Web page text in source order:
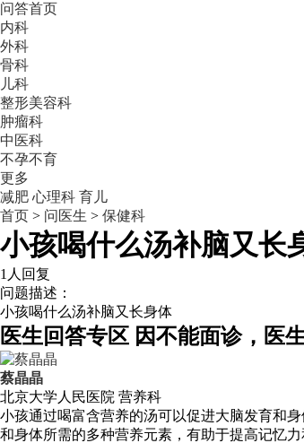
问答首页
内科
外科
骨科
儿科
整形美容科
肿瘤科
中医科
不孕不育
更多
减肥 心理科 育儿
首页 > 问医生 > 保健科
小孩喝什么汤补脑又长
1人回复
问题描述：
小孩喝什么汤补脑又长身体
医生回答专区 因不能面诊，医
蔡晶晶
北京大学人民医院 营养科
小孩通过喝富含营养的汤可以促进大脑发育和
和身体所需的多种营养元素，有助于提高记忆力